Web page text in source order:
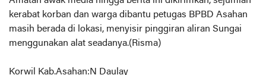
kerabat korban dan warga dibantu petugas BPBD Asahan
masih berada di lokasi, menyisir pinggiran aliran Sungai
menggunakan alat seadanya.(Risma)
Korwil Kab.Asahan:N Daulay